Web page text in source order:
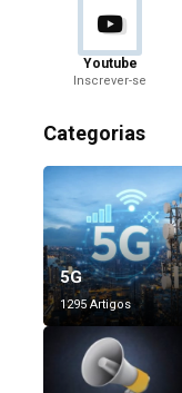
Youtube
Inscrever-se
Categorias
5G
1295 Artigos